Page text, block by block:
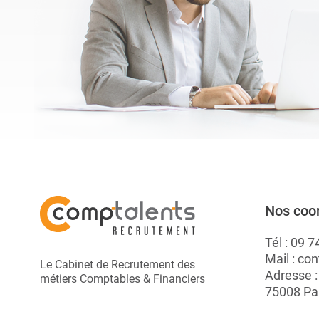
A.
Le Cabinet de Recrutement des
métiers Comptables & Financiers
Nos
Tél : 09
Mail :
Adresse
75008